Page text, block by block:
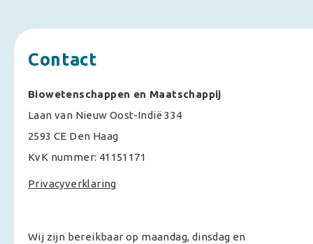
Contact
Biowetenschappen en Maatschappij
Laan van Nieuw Oost-Indië 334
2593 CE Den Haag
KvK nummer: 41151171
Privacyverklaring
Wij zijn bereikbaar op maandag, dinsdag en